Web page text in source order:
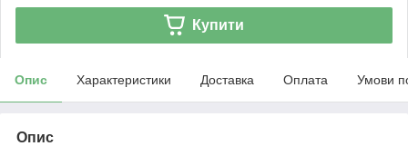
Купити
Опис Характеристики Доставка Оплата Умови
Опис